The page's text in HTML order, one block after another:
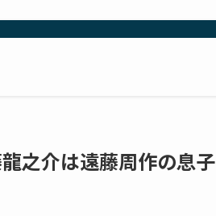
之介は遠藤周作の息